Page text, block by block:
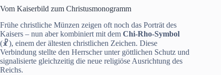
Vom Kaiserbild zum Christusmonogramm
Frühe christliche Münzen zeigen oft noch das Porträt des
Kaisers – nun aber kombiniert mit dem Chi-Rho-Symbol
(☧), einem der ältesten christlichen Zeichen. Diese
Verbindung stellte den Herrscher unter göttlichen Schutz und
signalisierte gleichzeitig die neue religiöse Ausrichtung des
Reichs.